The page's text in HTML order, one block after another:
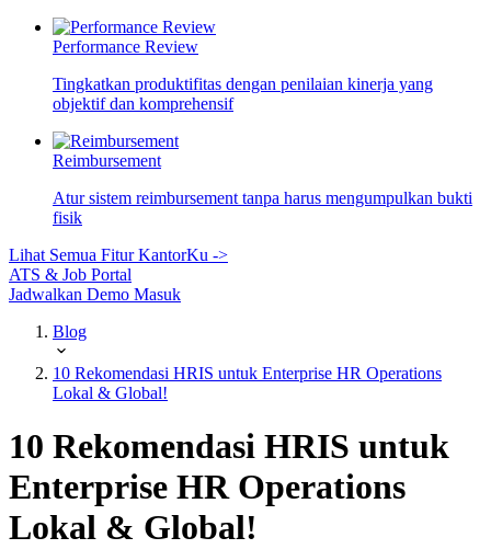
Performance Review
Tingkatkan produktifitas dengan penilaian kinerja yang
objektif dan komprehensif
Reimbursement
Atur sistem reimbursement tanpa harus mengumpulkan bukti
fisik
Lihat Semua Fitur KantorKu ->
ATS & Job Portal
Jadwalkan Demo Masuk
Blog
10 Rekomendasi HRIS untuk Enterprise HR Operations
Lokal & Global!
10 Rekomendasi HRIS untuk
Enterprise HR Operations
Lokal & Global!